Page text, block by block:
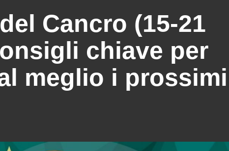
Cancro (15-21
chiave per
meglio i prossimi